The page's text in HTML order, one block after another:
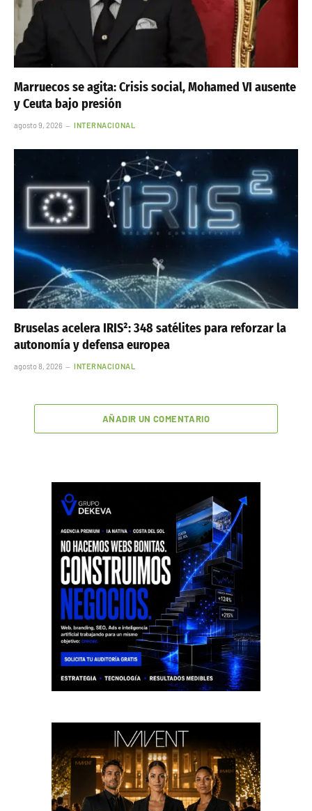
Marruecos se agita: Crisis social, Mohamed VI ausente
y Ceuta bajo presión
agosto 9, 2026 INTERNACIONAL
Bruselas acelera IRIS²: 348 satélites para reforzar la
autonomía y defensa europea
agosto 8, 2026 INTERNACIONAL
AÑADIR UN COMENTARIO